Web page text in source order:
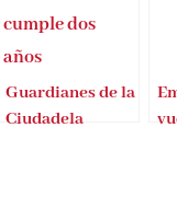
Guardianes de la
Ciudadela